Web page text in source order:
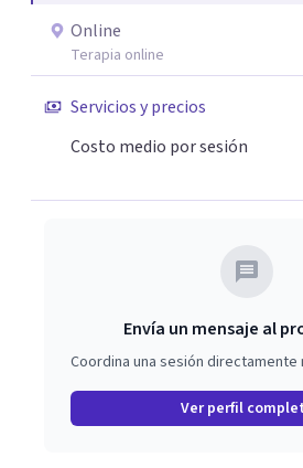
Online
Terapia online
Servicios y precios
Costo medio por sesión
Envía un mensaje al
Coordina una sesión
Ver perfil